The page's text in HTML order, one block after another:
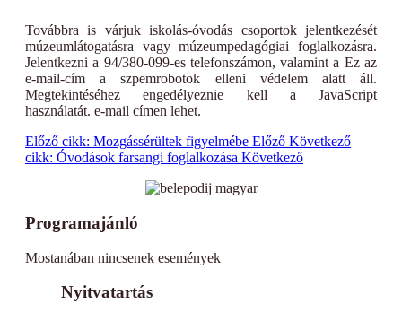
Továbbra is várjuk iskolás-óvodás csoportok jelentkezését
múzeumlátogatásra vagy múzeumpedagógiai foglalkozásra.
Jelentkezni a 94/380-099-es telefonszámon, valamint a Ez az
e-mail-cím a szpemrobotok elleni védelem alatt áll.
Megtekintéséhez engedélyeznie kell a JavaScript
használatát. e-mail címen lehet.
Előző cikk: Mozgássérültek figyelmébe Előző Következő
cikk: Óvodások farsangi foglalkozása Következő
Programajánló
Mostanában nincsenek események
Nyitvatartás